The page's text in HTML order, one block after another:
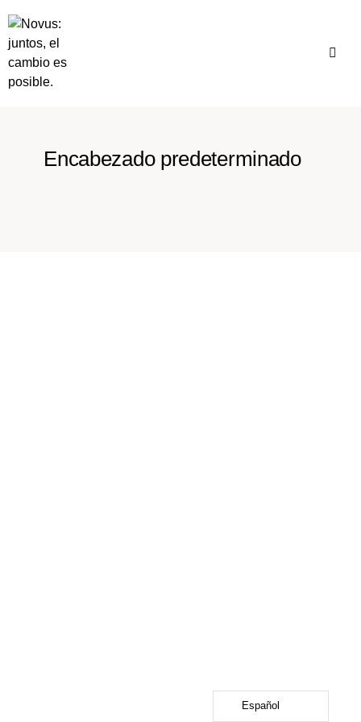
Encabezado predeterminado
Español